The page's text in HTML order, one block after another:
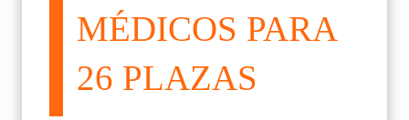
MÉDICOS PARA
26 PLAZAS